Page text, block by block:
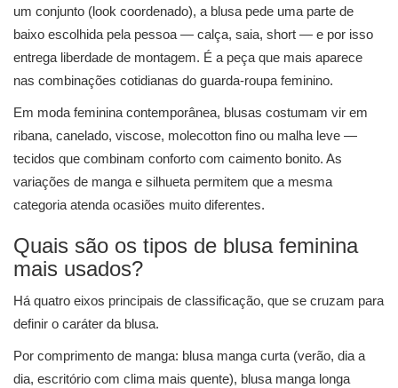
um conjunto (look coordenado), a blusa pede uma parte de
baixo escolhida pela pessoa — calça, saia, short — e por isso
entrega liberdade de montagem. É a peça que mais aparece
nas combinações cotidianas do guarda-roupa feminino.
Em moda feminina contemporânea, blusas costumam vir em
ribana, canelado, viscose, molecotton fino ou malha leve —
tecidos que combinam conforto com caimento bonito. As
variações de manga e silhueta permitem que a mesma
categoria atenda ocasiões muito diferentes.
Quais são os tipos de blusa feminina
mais usados?
Há quatro eixos principais de classificação, que se cruzam para
definir o caráter da blusa.
Por comprimento de manga: blusa manga curta (verão, dia a
dia, escritório com clima mais quente), blusa manga longa